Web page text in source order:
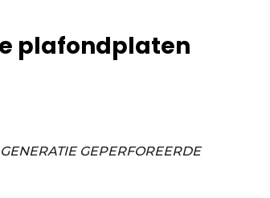
plafondplaten
GEPERFOREERDE